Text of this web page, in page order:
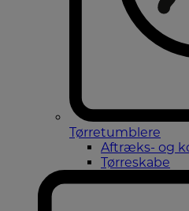
Tørretumblere
Aftræks- og
Tørreskabe